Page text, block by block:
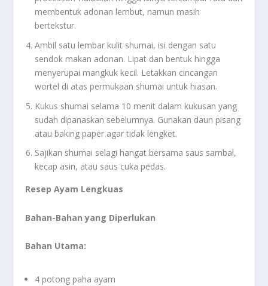
membentuk adonan lembut, namun masih
bertekstur.
Ambil satu lembar kulit shumai, isi dengan satu
sendok makan adonan. Lipat dan bentuk hingga
menyerupai mangkuk kecil. Letakkan cincangan
wortel di atas permukaan shumai untuk hiasan.
Kukus shumai selama 10 menit dalam kukusan yang
sudah dipanaskan sebelumnya. Gunakan daun pisang
atau baking paper agar tidak lengket.
Sajikan shumai selagi hangat bersama saus sambal,
kecap asin, atau saus cuka pedas.
Resep Ayam Lengkuas
Bahan-Bahan yang Diperlukan
Bahan Utama:
4 potong paha ayam